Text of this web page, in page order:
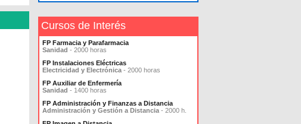
Cursos de Interés
FP Farmacia y Parafarmacia
Sanidad - 2000 horas
FP Instalaciones Eléctricas
Electricidad y Electrónica - 2000 horas
FP Auxiliar de Enfermería
Sanidad - 1400 horas
FP Administración y Finanzas a Distancia
Administración y Gestión a Distancia - 2000 h.